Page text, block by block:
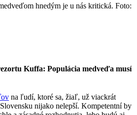
hnedým je u nás kritická. Foto:
Kuffa: Populácia medveďa musí
na ľudí, ktoré sa, žiaľ, už viackrát
nijako nelepší. Kompetentní by